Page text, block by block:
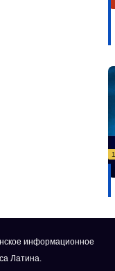
информационное
Латина.